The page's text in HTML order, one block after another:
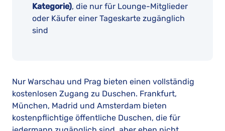
Kategorie), die nur für Lounge-Mitglieder
oder Käufer einer Tageskarte zugänglich
sind
Nur Warschau und Prag bieten einen vollständig
kostenlosen Zugang zu Duschen. Frankfurt,
München, Madrid und Amsterdam bieten
kostenpflichtige öffentliche Duschen, die für